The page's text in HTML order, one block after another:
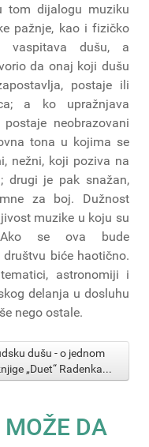
tom dijalogu muziku
pažnje, kao i fizičko
vaspitava dušu, a
da onaj koji dušu
postaje ili
a ko upražnjava
neobrazovani
tona u kojima se
nežni, koji poziva na
drugi je pak snažan,
za boj. Dužnost
muzike u koju su
Ako se ova bude
biće haotično.
astronomiji i
delanja u dosluhu
nego ostale.
dušu - o jednom
„Duet“ Radenka...
DA